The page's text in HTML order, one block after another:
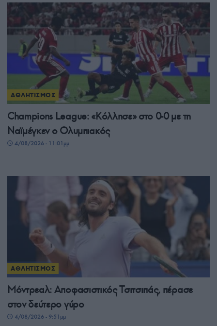
ΑΘΛΗΤΙΣΜΟΣ
Champions League: «Κόλλησε» στο 0-0 με τη
Ναϊμέγκεν ο Ολυμπιακός
4/08/2026 - 11:01μμ
ΑΘΛΗΤΙΣΜΟΣ
Μόντρεαλ: Αποφασιστικός Τσιτσιπάς, πέρασε
στον δεύτερο γύρο
4/08/2026 - 9:51μμ